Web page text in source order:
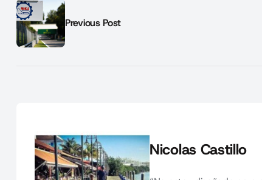
Previous Post
Nicolas Castillo